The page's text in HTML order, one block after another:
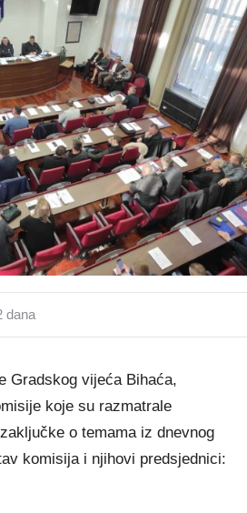
dana
Gradskog vijeća Bihaća,
koje su razmatrale
o temama iz dnevnog
komisija i njihovi predsjednici: